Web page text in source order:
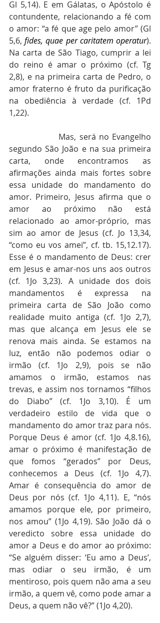
Gl 5,14). E em Gálatas, o Apóstolo é
contundente, relacionando a fé com
o amor: “a fé que age pelo amor” (Gl
5,6, fides, quae per caritatem operatur).
Na carta de São Tiago, cumprir a lei
do reino é amar o próximo (cf. Tg
2,8), e na primeira carta de Pedro, o
amor fraterno é fruto da purificação
na obediência à verdade (cf. 1Pd
1,22).
Mas, será no Evangelho
segundo São João e na sua primeira
carta, onde encontramos as
afirmações ainda mais fortes sobre
essa unidade do mandamento do
amor. Primeiro, Jesus afirma que o
amor ao próximo não está
relacionado ao amor-próprio, mas
sim ao amor de Jesus (cf. Jo 13,34,
“como eu vos amei”, cf. tb. 15,12.17).
Esse é o mandamento de Deus: crer
em Jesus e amar-nos uns aos outros
(cf. 1Jo 3,23). A unidade dos dois
mandamentos é expressa na
primeira carta de São João como
realidade muito antiga (cf. 1Jo 2,7),
mas que alcança em Jesus ele se
renova mais ainda. Se estamos na
luz, então não podemos odiar o
irmão (cf. 1Jo 2,9), pois se não
amamos o irmão, estamos nas
trevas, e assim nos tornamos “filhos
do Diabo” (cf. 1Jo 3,10). É um
verdadeiro estilo de vida que o
mandamento do amor traz para nós.
Porque Deus é amor (cf. 1Jo 4,8.16),
amar o próximo é manifestação de
que fomos “gerados” por Deus,
conhecemos a Deus (cf. 1Jo 4,7).
Amar é consequência do amor de
Deus por nós (cf. 1Jo 4,11). E, “nós
amamos porque ele, por primeiro,
nos amou” (1Jo 4,19). São João dá o
veredicto sobre essa unidade do
amor a Deus e do amor ao próximo:
“Se alguém disser: ‘Eu amo a Deus’,
mas odiar o seu irmão, é um
mentiroso, pois quem não ama a seu
irmão, a quem vê, como pode amar a
Deus, a quem não vê?” (1Jo 4,20).